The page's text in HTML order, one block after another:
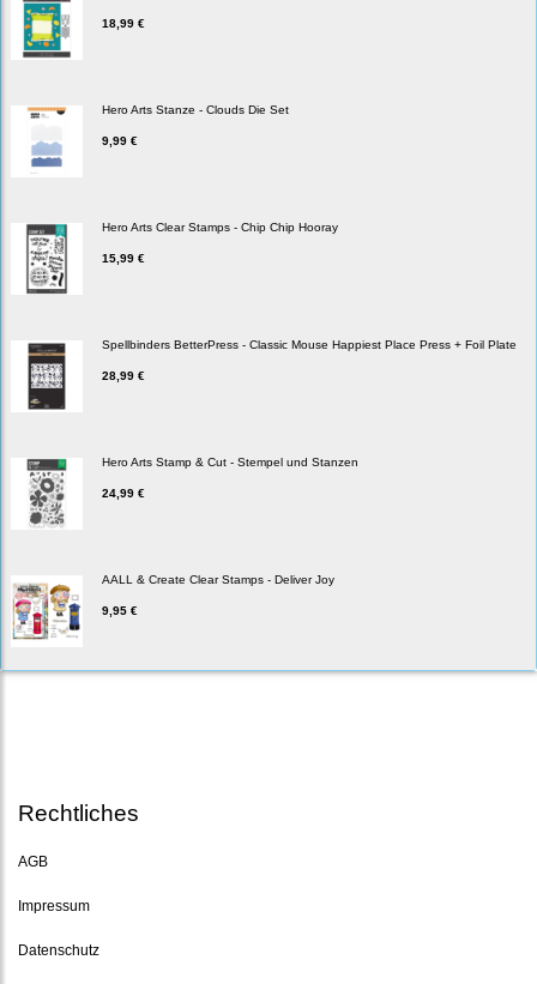
18,99 €
Hero Arts Stanze - Clouds Die Set
9,99 €
Hero Arts Clear Stamps - Chip Chip Hooray
15,99 €
Spellbinders BetterPress - Classic Mouse Happiest Place Press + Foil Plate
28,99 €
Hero Arts Stamp & Cut - Stempel und Stanzen
24,99 €
AALL & Create Clear Stamps - Deliver Joy
9,95 €
Rechtliches
AGB
Impressum
Datenschutz